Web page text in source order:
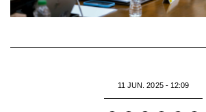
11 JUN. 2025 - 12:09